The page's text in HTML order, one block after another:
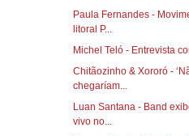
Paula Fernandes -
litoral P...
Michel Teló - Entrevista
Chitãozinho & Xororó -
chegaríam...
Luan Santana - Band
vivo no...